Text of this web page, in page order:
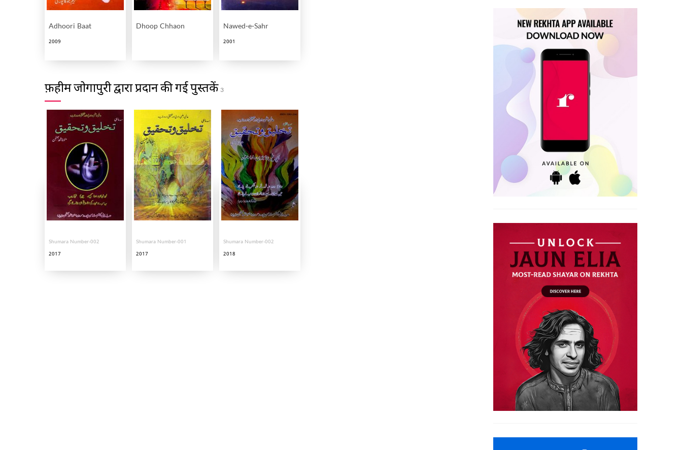
Adhoori Baat
2009
Dhoop Chhaon Nawed-e-Sahr
2001
फ़हीम जोगापुरी द्वारा प्रदान की गई पुस्तकें 3
Shumara Number-002
2017
Shumara Number-001
2017
Shumara Number-002
2018